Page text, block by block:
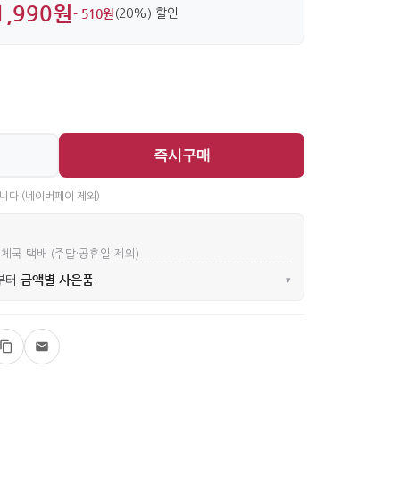
원- 510원 (20%) 할인
즉시구매
다 (네이버페이 제외)
국 택배 (주말·공휴일 제외)
터 금액별 사은품 ▾